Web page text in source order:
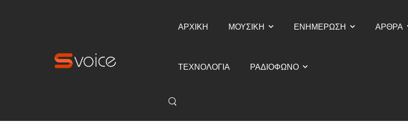
ΑΡΧΙΚΗ ΜΟΥΣΙΚΗ ΕΝΗΜΕΡΩΣΗ ΑΡΘΡΑ
ΤΕΧΝΟΛΟΓΙΑ ΡΑΔΙΟΦΩΝΟ